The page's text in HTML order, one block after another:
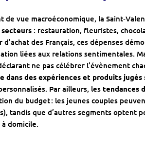
de vue macroéconomique, la
: restauration, fleuristes,
d’achat des Français, ces dépenses
liées aux relations sentimentales.
ne pas célébrer l’évènement
dans des expériences et produits
Par ailleurs, les tendances
du budget : les jeunes couples
tandis que d’autres segments optent
domicile.